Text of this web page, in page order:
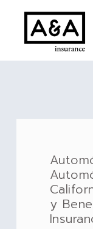
contenido
y